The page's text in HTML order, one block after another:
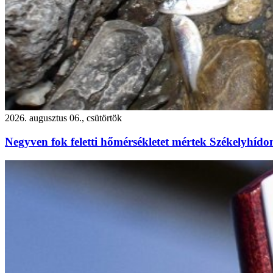
2026. augusztus 06., csütörtök
Negyven fok feletti hőmérsékletet mértek